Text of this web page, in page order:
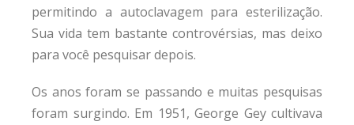
permitindo a autoclavagem para esterilização.
Sua vida tem bastante controvérsias, mas deixo
para você pesquisar depois.
Os anos foram se passando e muitas pesquisas
foram surgindo. Em 1951, George Gey cultivava